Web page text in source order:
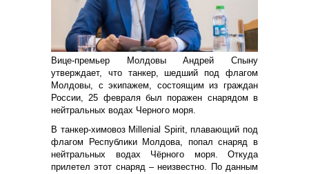
Вице-премьер Молдовы Андрей Спыну
утверждает, что танкер, шедший под флагом
Молдовы, с экипажем, состоящим из граждан
России, 25 февраля был поражен снарядом в
нейтральных водах Черного моря.
В танкер-химовоз Millenial Spirit, плавающий под
флагом Республики Молдова, попал снаряд в
нейтральных водах Чёрного моря. Откуда
прилетел этот снаряд – неизвестно. По данным